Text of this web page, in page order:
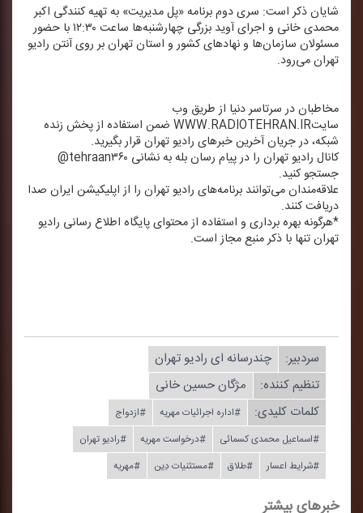
شایان ذكر است: سری دوم برنامه «پل مدیریت» به تهیه كنندگی اكبر
محمدی خانی و اجرای آوید بزرگی چهارشنبه‌ها ساعت ۱۲:۳۰ با حضور
مسئولان سازمان‌ها و نهادهای كشور و استان تهران بر روی آنتن رادیو
تهران می‌رود.
مخاطبان در سرتاسر دنیا از طریق وب
سایتWWW.RADIOTEHRAN.IR ضمن استفاده از پخش زنده
شبكه، در جریان آخرین خبرهای رادیو تهران قرار بگیرید.
كانال رادیو تهران را در پیام رسان بله به نشانی tehraan۳۶۰@
جستجو كنید.
علاقه‌مندان می‌توانند برنامه‌های رادیو تهران را از اپلیكیشن ایران صدا
دریافت كنند.
*هرگونه بهره برداری و استفاده از محتوای پایگاه اطلاع رسانی رادیو
تهران تنها با ذكر منبع مجاز است.
سردبیر:
چندرسانه ای رادیو تهران
تنظیم كننده:
مژگان حسین خانی
کلمات کلیدی:
#اداره اجرائیات مهریه
#ازدواج
#اسماعیل محمدی كسمائی
#درخواست مهریه
#رادیو تهران
#شرایط اعسار
#طلاق #مستثنیات دِین #مهریه
خبرهای بیشتر